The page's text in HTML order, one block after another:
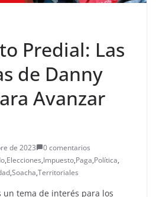
Predial: Las
de Danny
Avanzar
de 2023
0 comentarios
,Elecciones,Impuesto,Paga,Política,
,Soacha,Territoriales
un tema de interés para los